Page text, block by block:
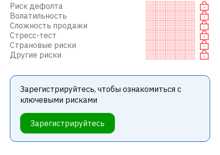
Риск дефолта
Волатильность
Сложность продажи
Стресс-тест
Страновые риски
Другие риски
Зарегистрируйтесь, чтобы ознакомиться с
ключевыми рисками
Зарегистрируйтесь